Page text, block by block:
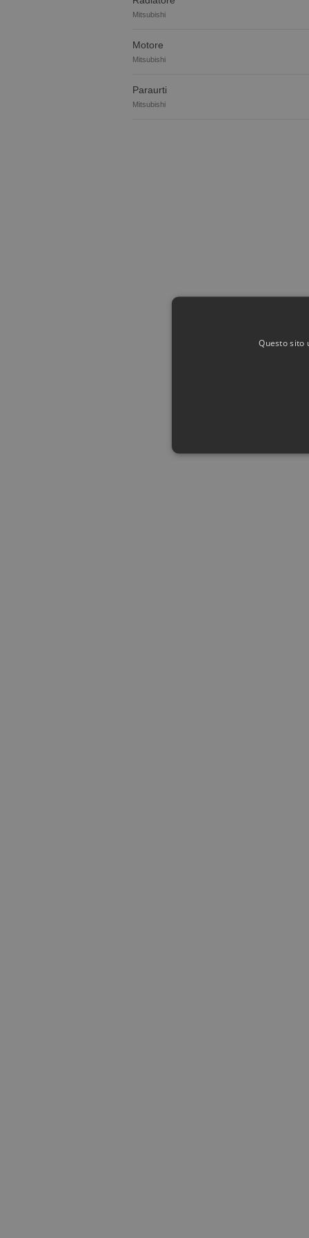
Mitsubishi
Motore
Mitsubishi
Paraurti
Mitsubishi
Questo sito
I cookie strettamente